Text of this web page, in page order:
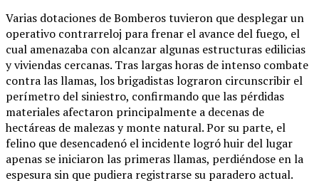
Varias dotaciones de Bomberos tuvieron que desplegar un
operativo contrarreloj para frenar el avance del fuego, el
cual amenazaba con alcanzar algunas estructuras edilicias
y viviendas cercanas. Tras largas horas de intenso combate
contra las llamas, los brigadistas lograron circunscribir el
perímetro del siniestro, confirmando que las pérdidas
materiales afectaron principalmente a decenas de
hectáreas de malezas y monte natural. Por su parte, el
felino que desencadenó el incidente logró huir del lugar
apenas se iniciaron las primeras llamas, perdiéndose en la
espesura sin que pudiera registrarse su paradero actual.